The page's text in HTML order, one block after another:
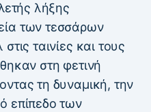
λήξης
των τεσσάρων
ταινίες και τους
στη φετινή
τη δυναμική, την
επίπεδο των